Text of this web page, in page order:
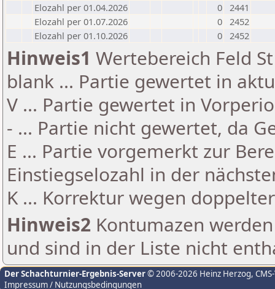
Elozahl per 01.04.2026
0 2441
Elozahl per 01.07.2026
0 2452
Elozahl per 01.10.2026
0 2452
Hinweis1 Wertebereich Feld
blank ... Partie gewertet in
V ... Partie gewertet in
- ... Partie nicht gewertet, da
E ... Partie vorgemerkt zur
Einstiegselozahl in der
K ... Korrektur wegen
Hinweis2 Kontumazen
und sind in der Liste nicht
Der Schachturnier-Ergebnis-Server© 2006-2026 Heinz Herzog,
Impressum / Nutzungsbedingungen